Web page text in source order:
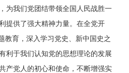
为我们党团结带领全国人民战胜一
提供了强大精神力量。在全党开
教育，深入学习党史、新中国史之
利于我们认知党的思想理论的发展
产党人的初心和使命，不断增强实